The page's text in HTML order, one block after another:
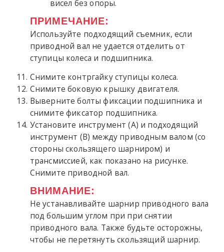
висел без опоры.
ПРИМЕЧАНИЕ:
Используйте подходящий съемник, если
приводной вал не удается отделить от
ступицы колеса и подшипника.
Снимите контргайку ступицы колеса.
Снимите боковую крышку двигателя.
Выверните болты фиксации подшипника и
снимите фиксатор подшипника.
Установите инструмент (A) и подходящий
инструмент (B) между приводным валом (со
стороны скользящего шарниром) и
трансмиссией, как показано на рисунке.
Снимите приводной вал.
ВНИМАНИЕ:
Не устанавливайте шарнир приводного вала
под большим углом при при снятии
приводного вала. Также будьте осторожны,
чтобы не перетянуть скользящий шарнир.